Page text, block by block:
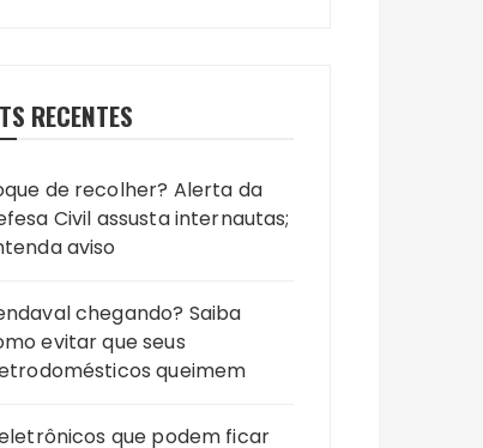
RECENTES
de recolher? Alerta da
Civil assusta internautas;
aviso
chegando? Saiba
evitar que seus
queimem
que podem ficar